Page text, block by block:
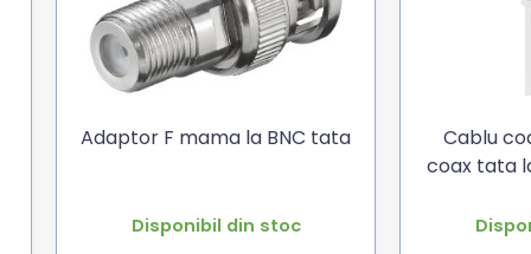
Adaptor F mama la BNC tata
Disponibil din stoc
Cablu
coax tata